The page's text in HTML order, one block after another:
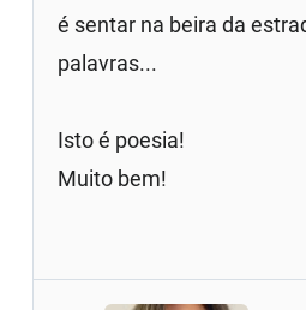
é sentar na beira da
palavras...
Isto é poesia!
Muito bem!